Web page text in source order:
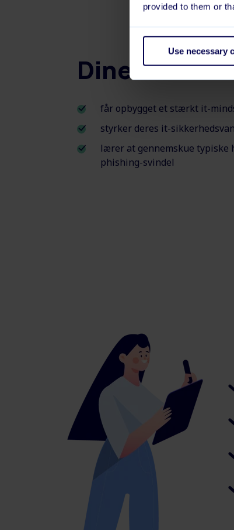
provided to them or
Use necessary
Dine
får opbygget et stærkt it-
styrker deres it-
lærer at gennemskue typiske
phishing-svindel